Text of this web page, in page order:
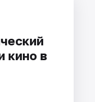
кино в